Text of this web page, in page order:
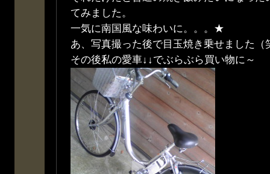
てみました。
一気に南国風な味わいに。。。★
あ、写真撮った後で目玉焼き乗せました（
その後私の愛車↓↓でぶらぶら買い物に～